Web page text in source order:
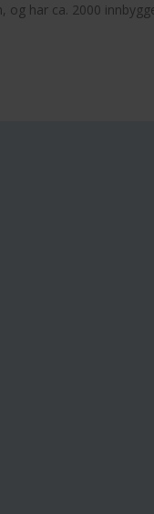
og har ca. 2000